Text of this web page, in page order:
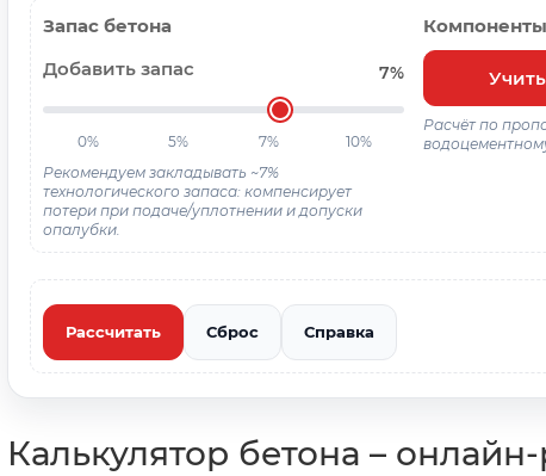
Запас бетона
Добавить запас
7%
0% 5% 7%
10%
Рекомендуем закладывать ~7%
технологического запаса: компенсирует
потери при подаче/уплотнении и допуски
опалубки.
Компоненты
Расчёт по
Рассчитать Сброс Справка
Калькулятор бетона –